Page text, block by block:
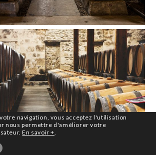
navigation, vous acceptez l'utilisation
nous permettre d'améliorer votre
En savoir +.